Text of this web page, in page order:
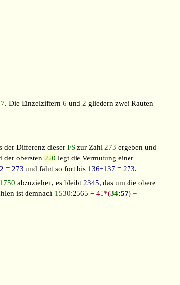
. Die Einzelziffern 6 und 2 gliedern zwei Rauten
der Differenz dieser FSzur Zahl 273 ergeben und
der obersten 220 legt die Vermutung einer
= 273 und fährt so fort bis 136+137 = 273.
1750 abzuziehen, es bleibt 2345, das um die obere
ist demnach 1530:2565 =45*(34:57) =